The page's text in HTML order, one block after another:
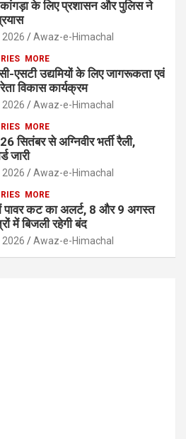
के लिए प्रशासन और पुलिस ने
Awaz-e-Himachal
MORE
एसटी उद्यमियों के लिए जागरूकता एवं
विकास कार्यक्रम
Awaz-e-Himachal
MORE
सितंबर से अग्निवीर भर्ती रैली,
जारी
Awaz-e-Himachal
MORE
पावर कट का अलर्ट, 8 और 9 अगस्त
में बिजली रहेगी बंद
Awaz-e-Himachal